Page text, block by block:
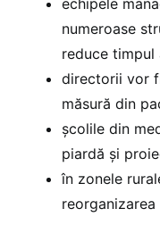
numeroase
reduce
directorii vor
măsură din
școlile din
piardă și
în zonele